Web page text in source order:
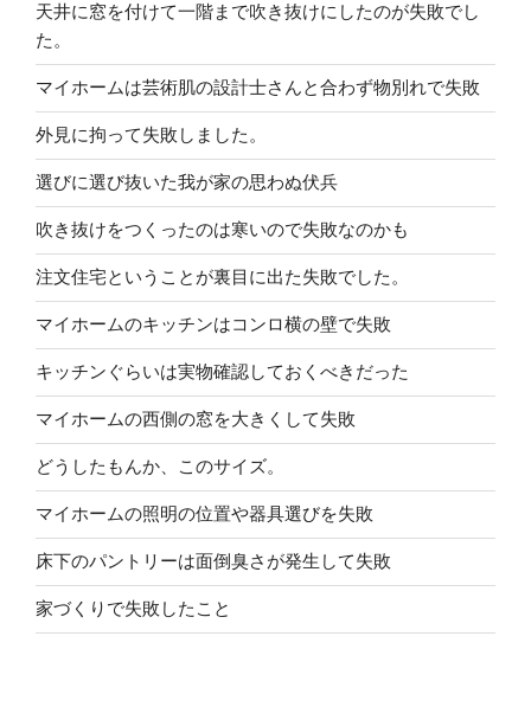
天井に窓を付けて一階まで吹き抜けにしたのが失敗でし
た。
マイホームは芸術肌の設計士さんと合わず物別れで失敗
外見に拘って失敗しました。
選びに選び抜いた我が家の思わぬ伏兵
吹き抜けをつくったのは寒いので失敗なのかも
注文住宅ということが裏目に出た失敗でした。
マイホームのキッチンはコンロ横の壁で失敗
キッチンぐらいは実物確認しておくべきだった
マイホームの西側の窓を大きくして失敗
どうしたもんか、このサイズ。
マイホームの照明の位置や器具選びを失敗
床下のパントリーは面倒臭さが発生して失敗
家づくりで失敗したこと